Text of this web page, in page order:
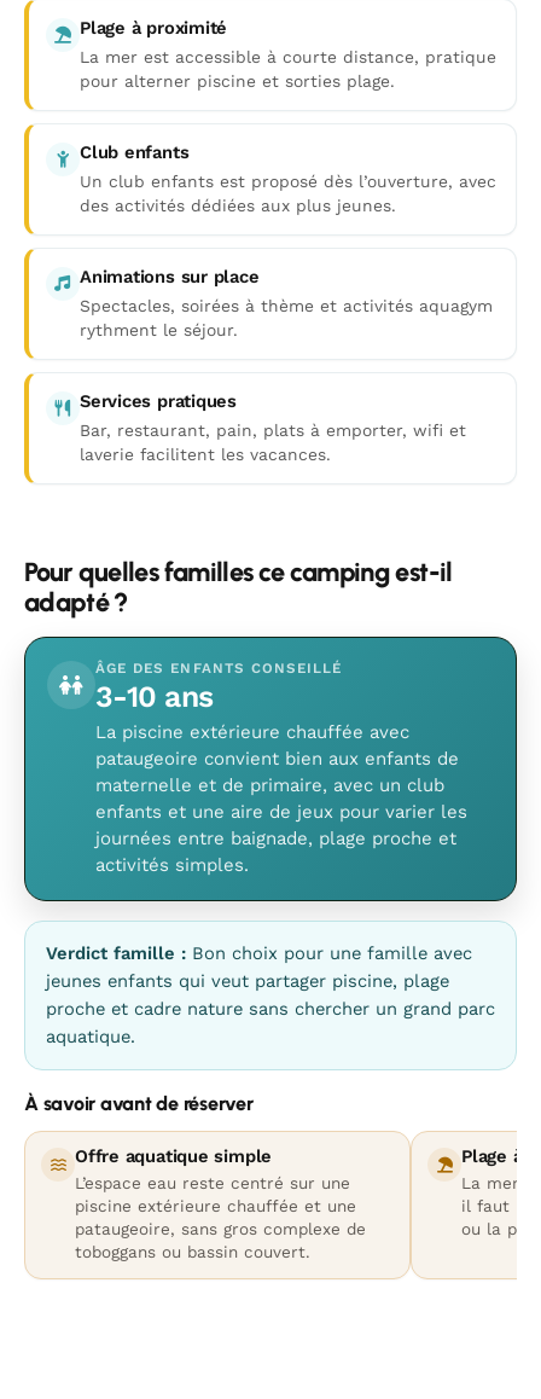
Plage à proximité
La mer est accessible à courte distance, pratique
pour alterner piscine et sorties plage.
Club enfants
Un club enfants est proposé dès l’ouverture, avec
des activités dédiées aux plus jeunes.
Animations sur place
Spectacles, soirées à thème et activités aquagym
rythment le séjour.
Services pratiques
Bar, restaurant, pain, plats à emporter, wifi et
laverie facilitent les vacances.
Pour quelles familles ce camping est-il
adapté ?
ÂGE DES ENFANTS CONSEILLÉ
3-10 ans
La piscine extérieure chauffée avec
pataugeoire convient bien aux enfants de
maternelle et de primaire, avec un club
enfants et une aire de jeux pour varier les
journées entre baignade, plage proche et
activités simples.
Verdict famille : Bon choix pour une famille avec
jeunes enfants qui veut partager piscine, plage
proche et cadre nature sans chercher un grand parc
aquatique.
À savoir avant de réserver
Offre aquatique simple
L’espace eau reste centré sur une
piscine extérieure chauffée et une
pataugeoire, sans gros complexe de
toboggans ou bassin couvert.
Plage à
La mer
il faut
ou la